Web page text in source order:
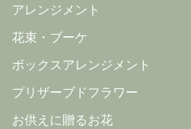
アレンジメント
花束・ブーケ
ボックスアレンジメント
プリザーブドフラワー
お供えに贈るお花